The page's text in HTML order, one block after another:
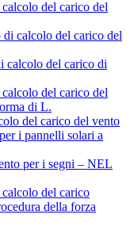
del carico del
calcolo del carico del
calcolo del carico di
del carico del
di L.
del carico del vento
i pannelli solari a
per i segni – NEL
del carico
della forza